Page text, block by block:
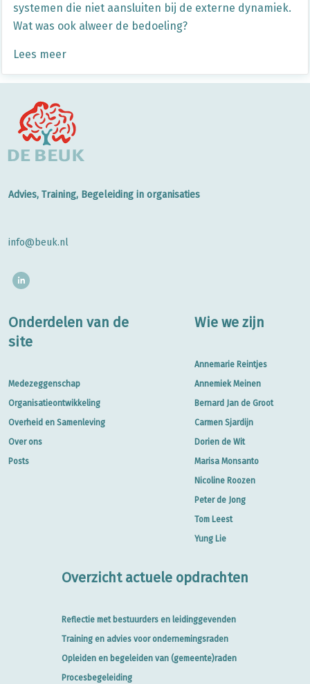
systemen die niet aansluiten bij de externe dynamiek.
Wat was ook alweer de bedoeling?
Lees meer
Advies, Training, Begeleiding in organisaties
info@beuk.nl
Onderdelen van de
site
Medezeggenschap
Organisatieontwikkeling
Overheid en Samenleving
Over ons
Posts
Wie we zijn
Annemarie Reintjes
Annemiek Meinen
Bernard Jan de Groot
Carmen Sjardijn
Dorien de Wit
Marisa Monsanto
Nicoline Roozen
Peter de Jong
Tom Leest
Yung Lie
Overzicht actuele opdrachten
Reflectie met bestuurders en leidinggevenden
Training en advies voor ondernemingsraden
Opleiden en begeleiden van (gemeente)raden
Procesbegeleiding